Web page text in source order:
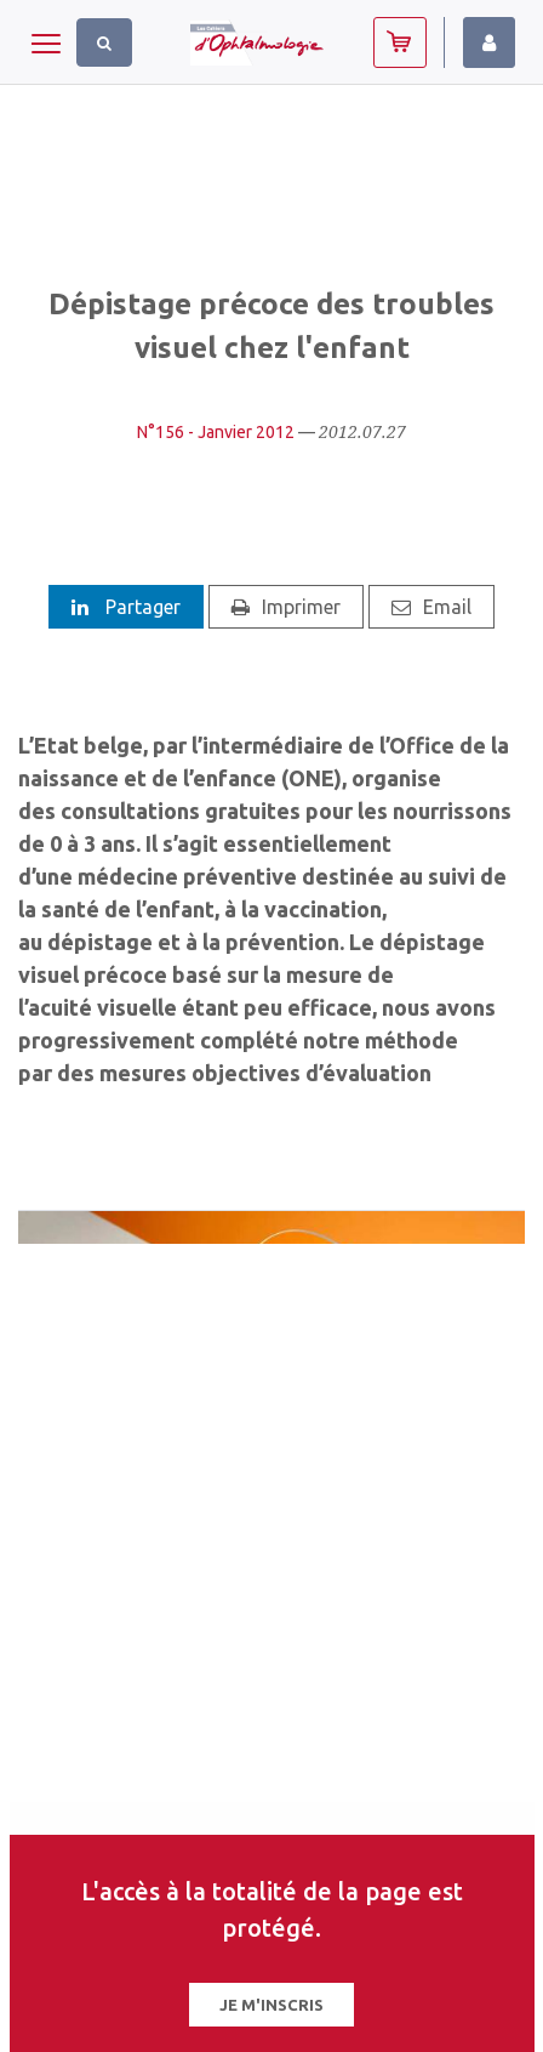
Toggle navigation
Dépistage précoce des troubles
visuel chez l'enfant
N°156 - Janvier 2012 —2012.07.27
Partager Imprimer Email
L’Etat belge, par l’intermédiaire de l’Office de la
naissance et de l’enfance (ONE), organise
des consultations gratuites pour les nourrissons
de 0 à 3 ans. Il s’agit essentiellement
d’une médecine préventive destinée au suivi de
la santé de l’enfant, à la vaccination,
au dépistage et à la prévention. Le dépistage
visuel précoce basé sur la mesure de
l’acuité visuelle étant peu efficace, nous avons
progressivement complété notre méthode
par des mesures objectives d’évaluation
L'accès à la totalité de la page est
protégé.
JE M'INSCRIS
Panneau de gestion des cookies